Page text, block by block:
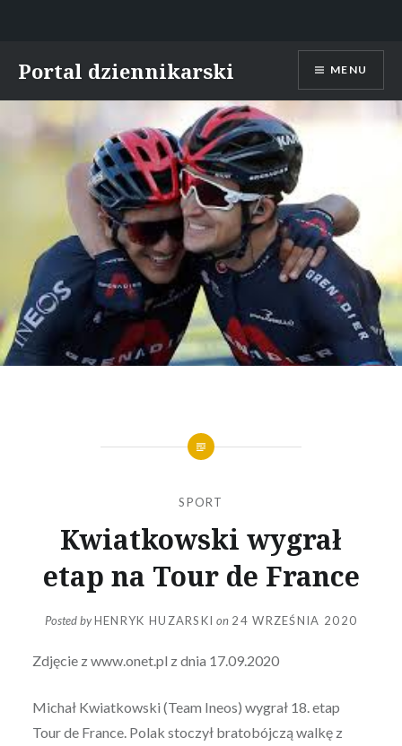
content
Portal dziennikarski MENU
SPORT
Kwiatkowski wygrał
etap na Tour de France
Posted byHENRYK HUZARSKI on 24 WRZEŚNIA 2020
Zdjęcie z www.onet.pl z dnia 17.09.2020
Michał Kwiatkowski (Team Ineos) wygrał 18. etap
Tour de France. Polak stoczył bratobójczą walkę z